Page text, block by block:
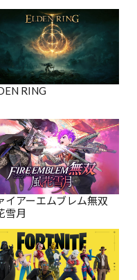
RING
イアーエムブレム無双
雪月